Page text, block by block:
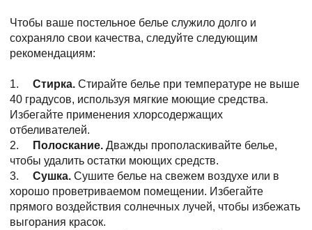
Чтобы ваше постельное белье служило долго и
сохраняло свои качества, следуйте следующим
рекомендациям:
1. Стирка. Стирайте белье при температуре не выше
40 градусов, используя мягкие моющие средства.
Избегайте применения хлорсодержащих
отбеливателей.
2.
Полоскание. Дважды прополаскивайте белье,
чтобы удалить остатки моющих средств.
3.
Сушка. Сушите белье на свежем воздухе или в
хорошо проветриваемом помещении. Избегайте
прямого воздействия солнечных лучей, чтобы избежать
выгорания красок.